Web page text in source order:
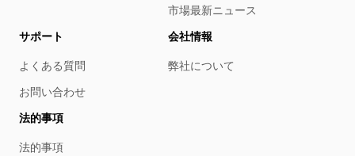
市場最新ニュース
サポート
よくある質問
お問い合わせ
会社情報
弊社について
法的事項
法的事項